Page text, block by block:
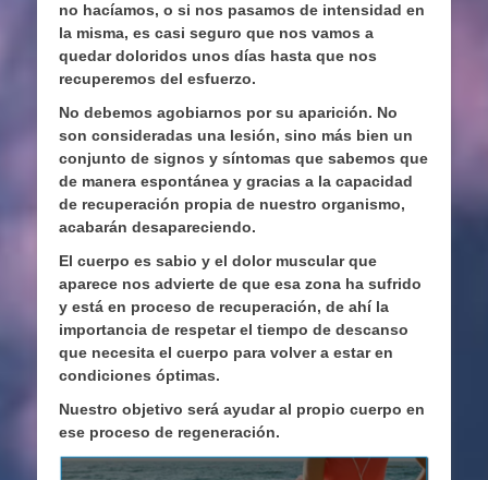
no hacíamos, o si nos pasamos de intensidad en
la misma, es casi seguro que nos vamos a
quedar doloridos unos días hasta que nos
recuperemos del esfuerzo.
No debemos agobiarnos por su aparición. No
son consideradas una lesión, sino más bien un
conjunto de signos y síntomas que sabemos que
de manera espontánea y gracias a la capacidad
de recuperación propia de nuestro organismo,
acabarán desapareciendo.
El cuerpo es sabio y el dolor muscular que
aparece nos advierte de que esa zona ha sufrido
y está en proceso de recuperación, de ahí la
importancia de respetar el tiempo de descanso
que necesita el cuerpo para volver a estar en
condiciones óptimas.
Nuestro objetivo será ayudar al propio cuerpo en
ese proceso de regeneración.